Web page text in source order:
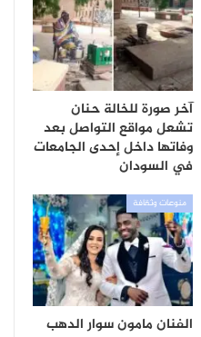
آخر صورة للخالة حنان
تشعل مواقع التواصل بعد
وفاتها داخل إحدى الجامعات
في السودان
منوعات وثقافة
الفنان مامون سوار الدهب